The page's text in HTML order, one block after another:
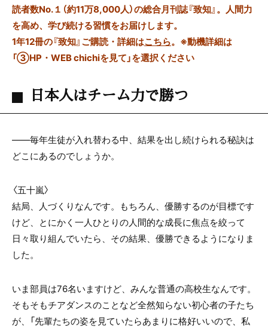
読者数No.１（約11万8,000人）の総合月刊誌『致知』。人間力
を高め、学び続ける習慣をお届けします。
1年12冊の『致知』ご購読・詳細はこちら。 ※動機詳細は
「③HP・WEB chichiを見て」を選択ください
日本人はチーム力で勝つ
――毎年生徒が入れ替わる中、結果を出し続けられる秘訣は
どこにあるのでしょうか。
〈五十嵐〉
結局、人づくりなんです。もちろん、優勝するのが目標です
けど、とにかく一人ひとりの人間的な成長に焦点を絞って
日々取り組んでいたら、その結果、優勝できるようになりま
した。
いま部員は76名いますけど、みんな普通の高校生なんです。
そもそもチアダンスのことなど全然知らない初心者の子たち
が、「先輩たちの姿を見ていたらあまりに格好いいので、私